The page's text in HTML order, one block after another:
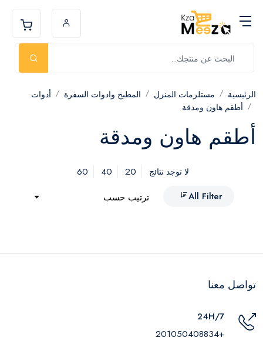
الرئيسية مستلزمات المنزل المطبخ وادوات السفرة
أدوات
أطقم هاون ومدقة
أطقم هاون ومدقة
لا توجد نتائج 20
40
60
All Filter
ترتيب حسب
تواصل معنا
24H/7
+201050408834